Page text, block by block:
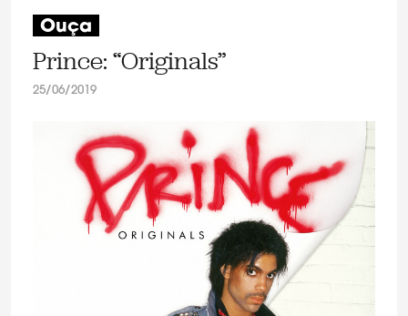
Ouça
Prince: “Originals”
25/06/2019